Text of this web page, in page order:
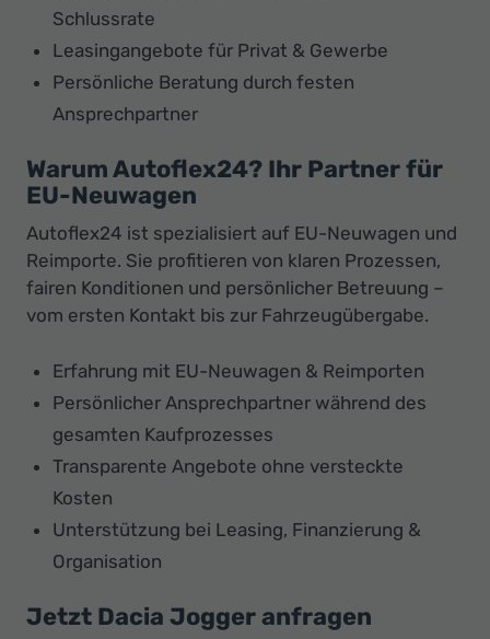
Schlussrate
Leasingangebote für Privat & Gewerbe
Persönliche Beratung durch festen
Ansprechpartner
Warum Autoflex24? Ihr Partner für
EU-Neuwagen
Autoflex24 ist spezialisiert auf EU-Neuwagen und
Reimporte. Sie profitieren von klaren Prozessen,
fairen Konditionen und persönlicher Betreuung –
vom ersten Kontakt bis zur Fahrzeugübergabe.
Erfahrung mit EU-Neuwagen & Reimporten
Persönlicher Ansprechpartner während des
gesamten Kaufprozesses
Transparente Angebote ohne versteckte
Kosten
Unterstützung bei Leasing, Finanzierung &
Organisation
Jetzt Dacia Jogger anfragen